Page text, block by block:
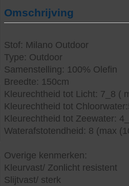
Omschrijving
Stof: Milano Outdoor
Type: Outdoor
Samenstelling: 100% Olefin
Breedte: 150cm
Kleurechtheid tot Licht: 7_8 (
Kleurechtheid tot
Kleurechtheid tot Zeewater:
Waterafstotendheid: 8 (max
Overige kenmerken:
Kleurvast/ Zonlicht resistent
Slijtvast/ sterk